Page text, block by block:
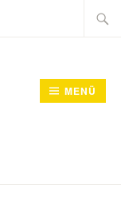
Suche
nach:
MENÜ